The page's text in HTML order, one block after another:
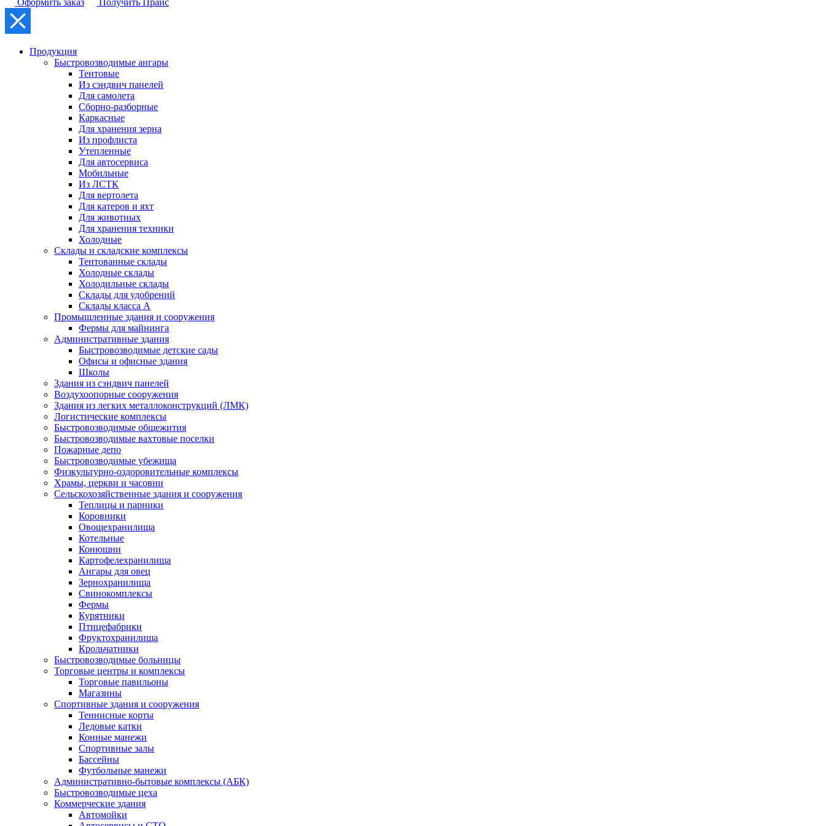
Оформить заказ Получить Прайс
Продукция
Быстровозводимые ангары
Тентовые
Из сэндвич панелей
Для самолета
Сборно-разборные
Каркасные
Для хранения зерна
Из профлиста
Утепленные
Для автосервиса
Мобильные
Из ЛСТК
Для вертолета
Для катеров и яхт
Для животных
Для хранения техники
Холодные
Склады и складские комплексы
Тентованные склады
Холодные склады
Холодильные склады
Склады для удобрений
Склады класса А
Промышленные здания и сооружения
Фермы для майнинга
Административные здания
Быстровозводимые детские сады
Офисы и офисные здания
Школы
Здания из сэндвич панелей
Воздухоопорные сооружения
Здания из легких металлоконструкций (ЛМК)
Логистические комплексы
Быстровозводимые общежития
Быстровозводимые вахтовые поселки
Пожарные депо
Быстровозводимые убежища
Физкультурно-оздоровительные комплексы
Храмы, церкви и часовни
Сельскохозяйственные здания и сооружения
Теплицы и парники
Коровники
Овощехранилища
Котельные
Конюшни
Картофелехранилища
Ангары для овец
Зернохранилища
Свинокомплексы
Фермы
Курятники
Птицефабрики
Фруктохранилища
Крольчатники
Быстровозводимые больницы
Торговые центры и комплексы
Торговые павильоны
Магазины
Спортивные здания и сооружения
Теннисные корты
Ледовые катки
Конные манежи
Спортивные залы
Бассейны
Футбольные манежи
Административно-бытовые комплексы (АБК)
Быстровозводимые цеха
Коммерческие здания
Автомойки